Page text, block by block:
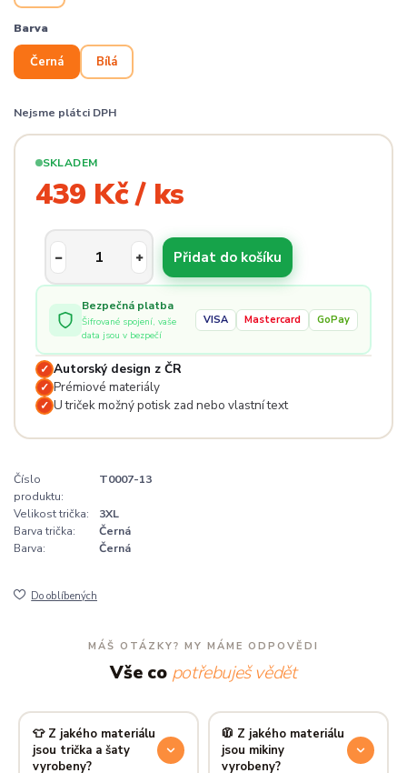
Barva
Černá Bílá
Nejsme plátci DPH
SKLADEM
439 Kč / ks
Přidat do košíku
Bezpečná platba
Šifrované spojení, vaše
data jsou v bezpečí
VISA Mastercard GoPay
✓ Autorský design z ČR
✓ Prémiové materiály
✓ U triček možný potisk zad nebo vlastní text
Číslo
produktu:
T0007-13
Velikost trička:
3XL
Barva trička:
Černá
Barva:
Černá
Do oblíbených
MÁŠ OTÁZKY? MY MÁME ODPOVĚDI
Vše co potřebuješ vědět
👕 Z jakého materiálu
jsou trička a šaty
vyrobeny?
🧥 Z jakého materiálu
jsou mikiny
vyrobeny?